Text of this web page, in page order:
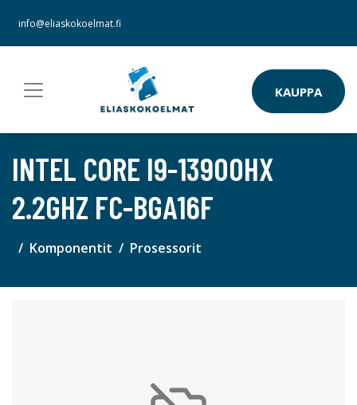
info@eliaskokoelmat.fi
KAUPPA
INTEL CORE I9-13900HX
2.2GHZ FC-BGA16F
Komponentit Prosessorit